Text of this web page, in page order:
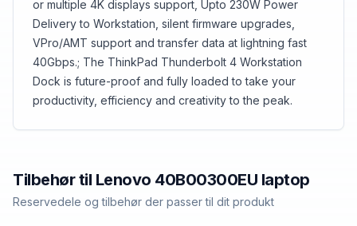
or multiple 4K displays support, Upto 230W Power
Delivery to Workstation, silent firmware upgrades,
VPro/AMT support and transfer data at lightning fast
40Gbps.; The ThinkPad Thunderbolt 4 Workstation
Dock is future-proof and fully loaded to take your
productivity, efficiency and creativity to the peak.
Tilbehør til Lenovo 40B00300EU laptop
Reservedele og tilbehør der passer til dit produkt